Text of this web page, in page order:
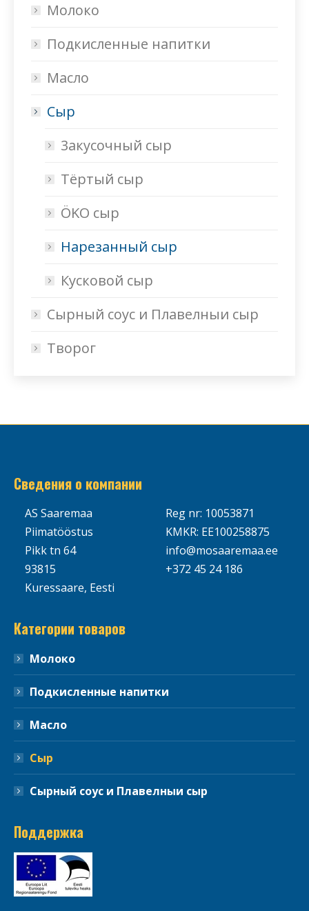
Молоко
Подкисленные напитки
Масло
Сыр
3акусочный cыр
Тёртый сыр
ÖKO сыр
Нарезанный сыр
Кусковой сыр
Сырный соус и Плавелныи сыр
Творог
Сведения о компании
AS Saaremaa
Piimatööstus
Pikk tn 64
93815
Kuressaare, Eesti
Reg nr: 10053871
KMKR: EE100258875
info@mosaaremaa.ee
+372 45 24 186
Категории товаров
Молоко
Подкисленные напитки
Масло
Сыр
Сырный соус и Плавелныи сыр
Поддержка